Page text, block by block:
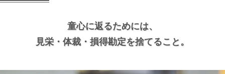
童心に返るためには、
見栄・体裁・損得勘定を捨てること。